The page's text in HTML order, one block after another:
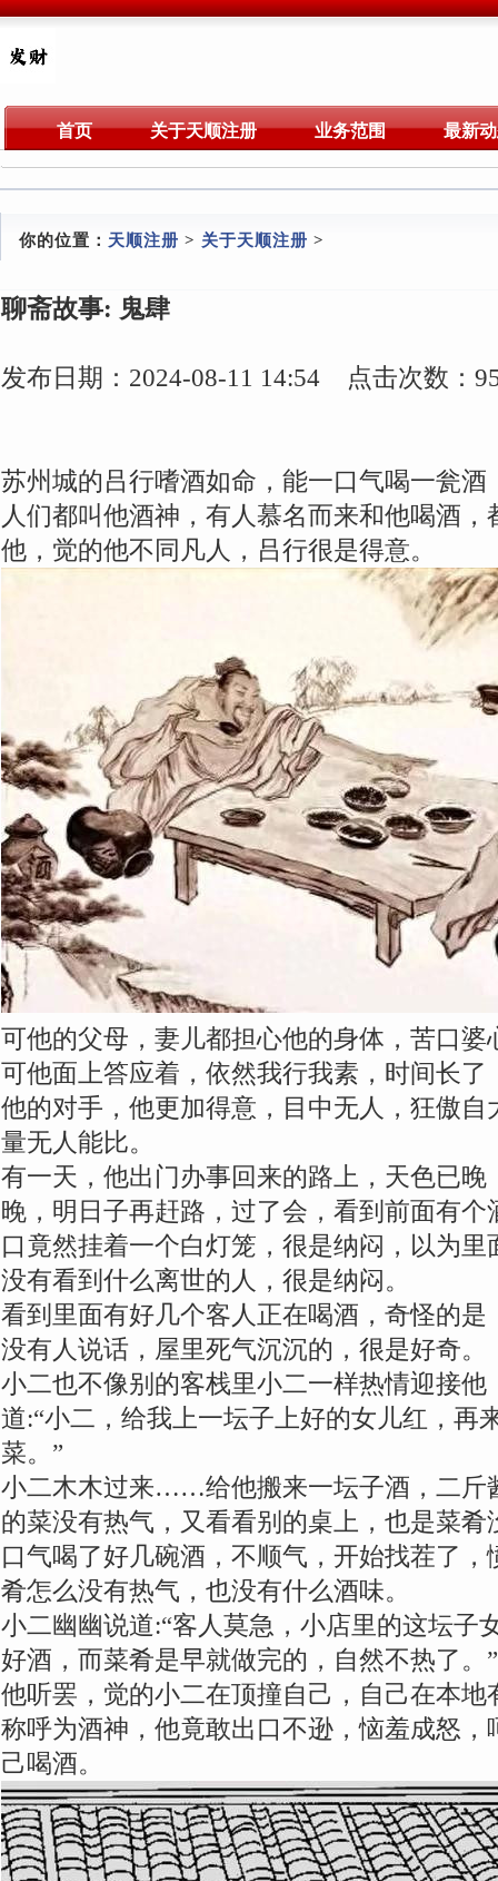
首页 关于天顺注册 业务范围 最新
你的位置： 天顺注册 > 关于天顺注册 >
聊斋故事: 鬼肆
发布日期：2024-08-11 14:54 点击次数：
苏州城的吕行嗜酒如命，能一口气喝一瓮
人们都叫他酒神，有人慕名而来和他喝酒
他，觉的他不同凡人，吕行很是得意。
可他的父母，妻儿都担心他的身体，苦口婆
可他面上答应着，依然我行我素，时间长
他的对手，他更加得意，目中无人，狂傲
量无人能比。
有一天，他出门办事回来的路上，天色已晚
晚，明日子再赶路，过了会，看到前面有
口竟然挂着一个白灯笼，很是纳闷，以为
没有看到什么离世的人，很是纳闷。
看到里面有好几个客人正在喝酒，奇怪的
没有人说话，屋里死气沉沉的，很是好奇。
小二也不像别的客栈里小二一样热情迎接
道:“小二，给我上一坛子上好的女儿红，再
菜。”
小二木木过来……给他搬来一坛子酒，二斤
的菜没有热气，又看看别的桌上，也是菜
口气喝了好几碗酒，不顺气，开始找茬了
肴怎么没有热气，也没有什么酒味。
小二幽幽说道:“客人莫急，小店里的这坛子
好酒，而菜肴是早就做完的，自然不热了。”
他听罢，觉的小二在顶撞自己，自己在本
称呼为酒神，他竟敢出口不逊，恼羞成怒
己喝酒。